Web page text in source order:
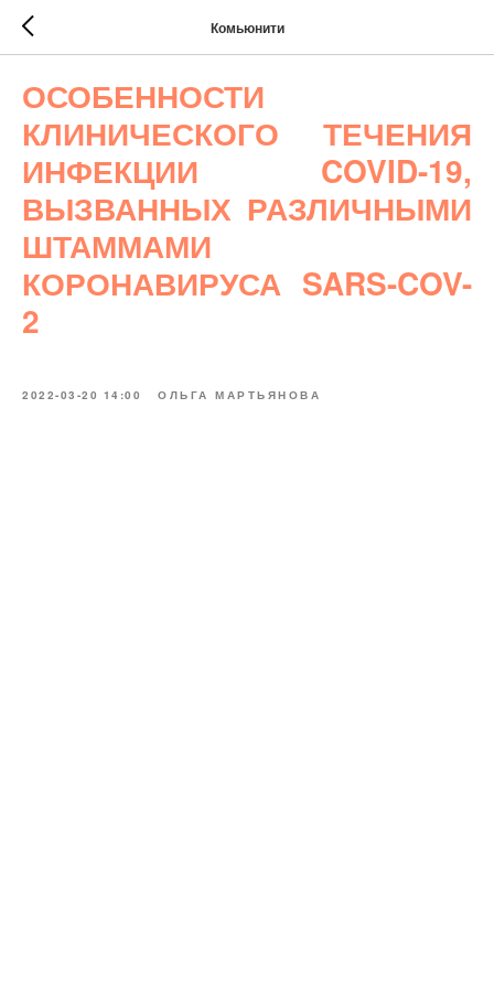
Комьюнити
ОСОБЕННОСТИ
КЛИНИЧЕСКОГО ТЕЧЕНИЯ
ИНФЕКЦИИ COVID-19,
ВЫЗВАННЫХ РАЗЛИЧНЫМИ
ШТАММАМИ
КОРОНАВИРУСА SARS-COV-
2
2022-03-20 14:00 ОЛЬГА МАРТЬЯНОВА